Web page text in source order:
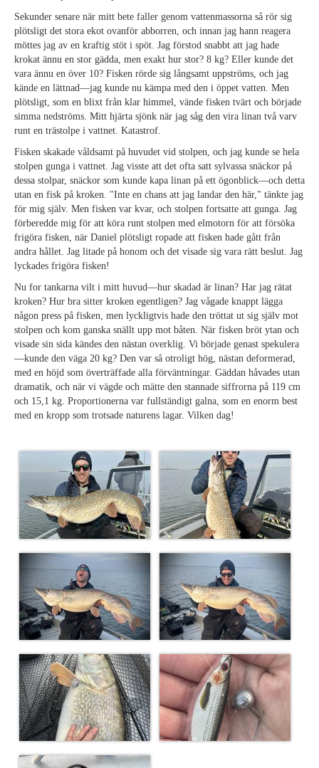
Sekunder senare när mitt bete faller genom vattenmassorna så rör sig
plötsligt det stora ekot ovanför abborren, och innan jag hann reagera
möttes jag av en kraftig stöt i spöt. Jag förstod snabbt att jag hade
krokat ännu en stor gädda, men exakt hur stor? 8 kg? Eller kunde det
vara ännu en över 10? Fisken rörde sig långsamt uppströms, och jag
kände en lättnad—jag kunde nu kämpa med den i öppet vatten. Men
plötsligt, som en blixt från klar himmel, vände fisken tvärt och började
simma nedströms. Mitt hjärta sjönk när jag såg den vira linan två varv
runt en trästolpe i vattnet. Katastrof.
Fisken skakade våldsamt på huvudet vid stolpen, och jag kunde se hela
stolpen gunga i vattnet. Jag visste att det ofta satt sylvassa snäckor på
dessa stolpar, snäckor som kunde kapa linan på ett ögonblick—och detta
utan en fisk på kroken. "Inte en chans att jag landar den här," tänkte jag
för mig själv. Men fisken var kvar, och stolpen fortsatte att gunga. Jag
förberedde mig för att köra runt stolpen med elmotorn för att försöka
frigöra fisken, när Daniel plötsligt ropade att fisken hade gått från
andra hållet. Jag litade på honom och det visade sig vara rätt beslut. Jag
lyckades frigöra fisken!
Nu for tankarna vilt i mitt huvud—hur skadad är linan? Har jag rätat
kroken? Hur bra sitter kroken egentligen? Jag vågade knappt lägga
någon press på fisken, men lyckligtvis hade den tröttat ut sig själv mot
stolpen och kom ganska snällt upp mot båten. När fisken bröt ytan och
visade sin sida kändes den nästan overklig. Vi började genast spekulera
—kunde den väga 20 kg? Den var så otroligt hög, nästan deformerad,
med en höjd som överträffade alla förväntningar. Gäddan håvades utan
dramatik, och när vi vägde och mätte den stannade siffrorna på 119 cm
och 15,1 kg. Proportionerna var fullständigt galna, som en enorm best
med en kropp som trotsade naturens lagar. Vilken dag!